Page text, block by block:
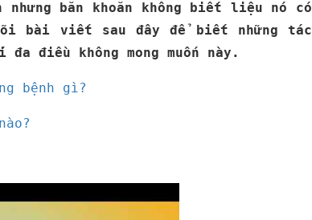
nhưng băn khoăn không biết liệu nó có
bài viết sau đây để biết những tác
điều không mong muốn này.
bệnh gì?